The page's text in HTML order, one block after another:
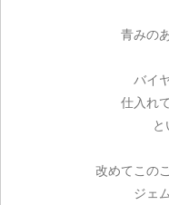
青みの
バイ
仕入れ
と
改めてこの
ジェ